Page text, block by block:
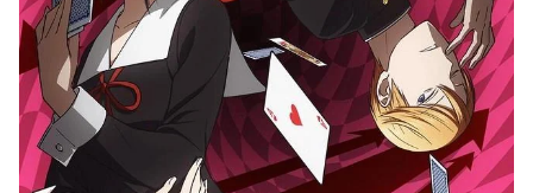
撃
【画像】顔100点、体30点の
女ｗｗｗ
ちゃ羨ましい…（ﾌﾞﾙﾌﾞﾙ」＝
韓国の反応
韓国人「韓国に10年間の出場
権剥奪や過去ワールドカップ、
オリンピック予選の記録削除を
要求するFIFA公式制裁を海外メ